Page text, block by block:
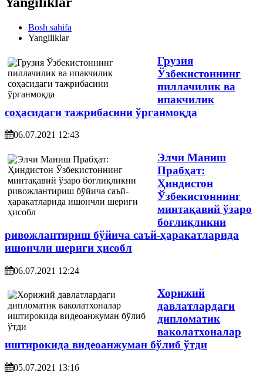
Bosh sahifa
Yangiliklar
Грузия
Ўзбекистоннинг
пиллачилик ва
ипакчилик
соҳасидаги тажрибасини ўрганмоқда
06.07.2021 12:43
Элчи Маниш
Прабҳат:
Ҳиндистон
Ўзбекистоннинг
минтақавий ўзаро
боғлиқликни
ривожлантириш бўйича саъй-ҳаракатларида
ишончли шериги ҳисобл
06.07.2021 12:24
Хорижий
давлатлардаги
дипломатик
ваколатхоналар
иштирокида видеоанжуман бўлиб ўтди
05.07.2021 13:16